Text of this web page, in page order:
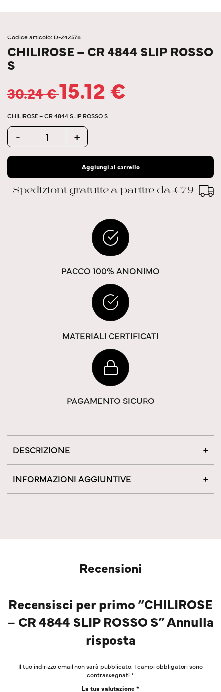
Codice articolo: D-242578
CHILIROSE – CR 4844 SLIP ROSSO
S
30.24€15.12€
CHILIROSE – CR 4844 SLIP ROSSO S
Quantity
- +
Aggiungi al carrello
Spedizioni gratuite a partire da €79
PACCO 100% ANONIMO
MATERIALI CERTIFICATI
PAGAMENTO SICURO
DESCRIZIONE
INFORMAZIONI AGGIUNTIVE
Recensioni
Recensisci per primo “CHILIROSE
– CR 4844 SLIP ROSSO S” Annulla
risposta
Il tuo indirizzo email non sarà pubblicato. I campi obbligatori sono
contrassegnati*
La tua valutazione*